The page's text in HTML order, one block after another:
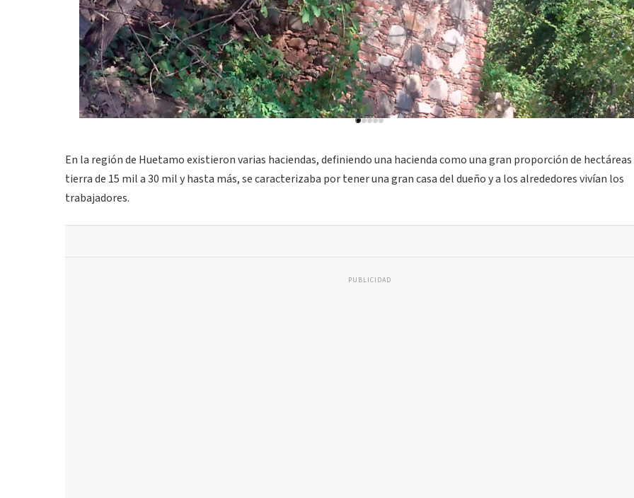
En la región de Huetamo existieron varias haciendas, definiendo una hacienda como una gran proporción de hectáreas
tierra de 15 mil a 30 mil y hasta más, se caracterizaba por tener una gran casa del dueño y a los alrededores vivían los
trabajadores.
PUBLICIDAD